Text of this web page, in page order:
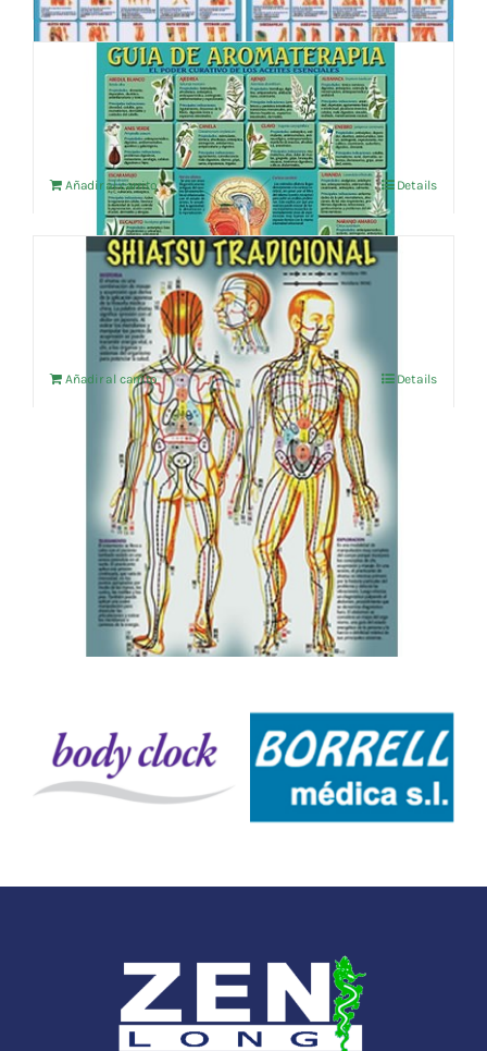
4,76 €.4,52 €.
GUIA DE AROMATERAPIA
IVA no incluído
Añadir al carrito Details
SHIATSU TRADICIONAL
IVA no incluído
Añadir al carrito Details